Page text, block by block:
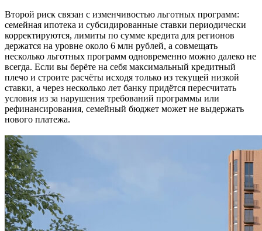
Второй риск связан с изменчивостью льготных программ:
семейная ипотека и субсидированные ставки периодически
корректируются, лимиты по сумме кредита для регионов
держатся на уровне около 6 млн рублей, а совмещать
несколько льготных программ одновременно можно далеко не
всегда. Если вы берёте на себя максимальный кредитный
плечо и строите расчёты исходя только из текущей низкой
ставки, а через несколько лет банку придётся пересчитать
условия из за нарушения требований программы или
рефинансирования, семейный бюджет может не выдержать
нового платежа.